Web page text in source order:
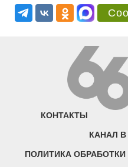
КОНТАКТЫ
КАНАЛ В
ПОЛИТИКА